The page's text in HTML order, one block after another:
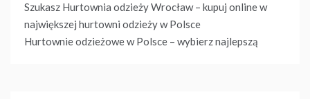
Szukasz Hurtownia odzieży Wrocław – kupuj online w
największej hurtowni odzieży w Polsce
Hurtownie odzieżowe w Polsce – wybierz najlepszą